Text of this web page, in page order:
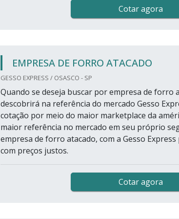
Cotar agora
EMPRESA DE FORRO ATACADO
GESSO EXPRESS / OSASCO - SP
Quando se deseja buscar por empresa de forro
descobrirá na referência do mercado Gesso
cotação por meio do maior marketplace da
maior referência no mercado em seu próprio
empresa de forro atacado, com a Gesso
com preços justos.
Cotar agora